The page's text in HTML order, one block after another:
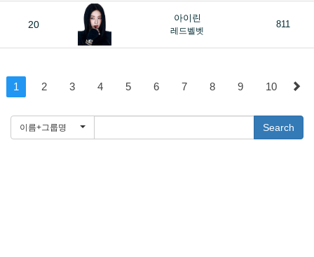
20
아이린
레드벨벳
811
1 2 3 4 5 6 7 8 9 10
이름+그룹명 Search